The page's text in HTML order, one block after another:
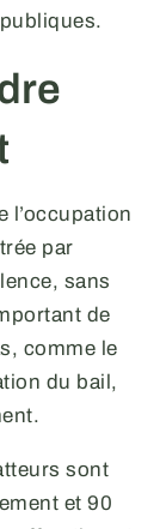
l’occupation
par
sans
de
comme le
du bail,
sont
et 90